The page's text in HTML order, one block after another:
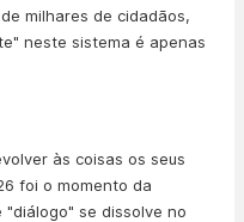
milhares de cidadãos,
neste sistema é apenas
às coisas os seus
foi o momento da
se dissolve no